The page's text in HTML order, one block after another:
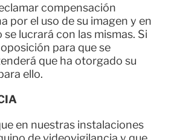
compensación
por el uso de su imagen y en
lucrará con las mismas. Si
para que se
que ha otorgado su
ello.
en nuestras instalaciones